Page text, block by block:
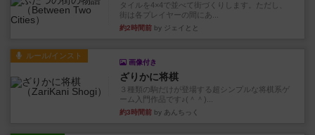
タイルを4×4で並べて街づくりします。ただし、
街は各プレイヤーの間にあ...
約2時間前 by ジェイとと
ルール/インスト
画像付き
ざりかに将棋
３種類の駒だけが登場する超シンプルな将棋系ゲ
ーム入門作品です♪(＾＾)...
約3時間前 by あんちっく